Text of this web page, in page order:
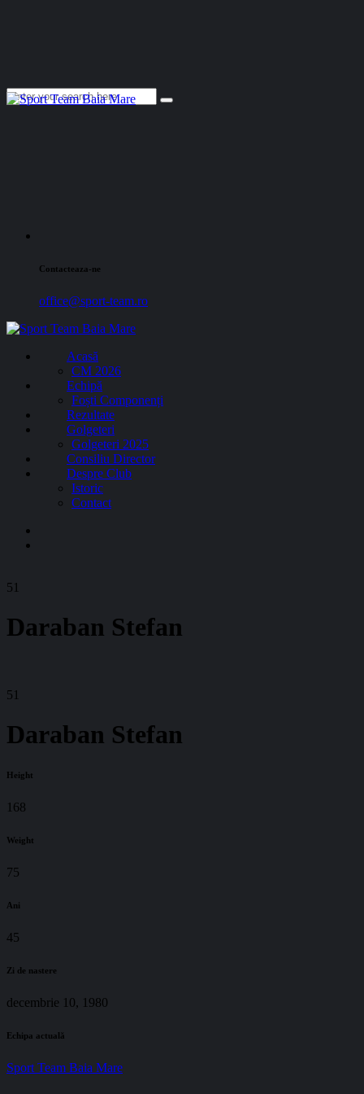
Contacteaza-ne
office@sport-team.ro
Acasă
CM 2026
Echipă
Foști Componenți
Rezultate
Golgeteri
Golgeteri 2025
Consiliu Director
Despre Club
Istoric
Contact
51
Daraban Stefan
51
Daraban Stefan
Height
168
Weight
75
Ani
45
Zi de nastere
decembrie 10, 1980
Echipa actuală
Sport Team Baia Mare